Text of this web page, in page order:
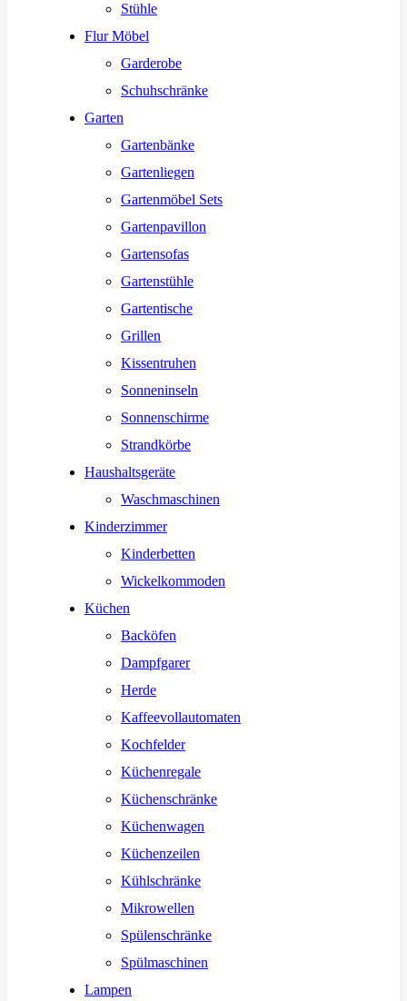
Stühle
Flur Möbel
Garderobe
Schuhschränke
Garten
Gartenbänke
Gartenliegen
Gartenmöbel Sets
Gartenpavillon
Gartensofas
Gartenstühle
Gartentische
Grillen
Kissentruhen
Sonneninseln
Sonnenschirme
Strandkörbe
Haushaltsgeräte
Waschmaschinen
Kinderzimmer
Kinderbetten
Wickelkommoden
Küchen
Backöfen
Dampfgarer
Herde
Kaffeevollautomaten
Kochfelder
Küchenregale
Küchenschränke
Küchenwagen
Küchenzeilen
Kühlschränke
Mikrowellen
Spülenschränke
Spülmaschinen
Lampen